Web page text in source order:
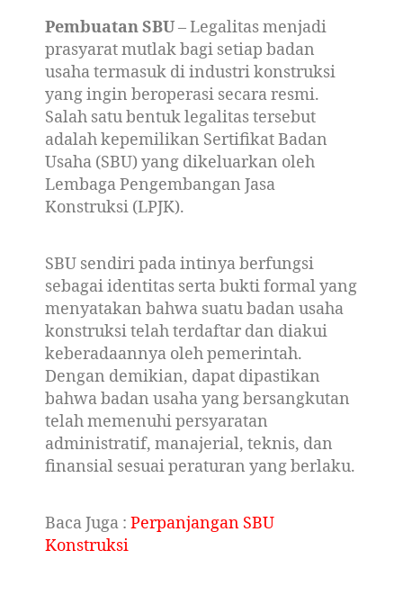
Pembuatan SBU– Legalitas menjadi
prasyarat mutlak bagi setiap badan
usaha termasuk di industri konstruksi
yang ingin beroperasi secara resmi.
Salah satu bentuk legalitas tersebut
adalah kepemilikan Sertifikat Badan
Usaha (SBU) yang dikeluarkan oleh
Lembaga Pengembangan Jasa
Konstruksi (LPJK).
SBU sendiri pada intinya berfungsi
sebagai identitas serta bukti formal yang
menyatakan bahwa suatu badan usaha
konstruksi telah terdaftar dan diakui
keberadaannya oleh pemerintah.
Dengan demikian, dapat dipastikan
bahwa badan usaha yang bersangkutan
telah memenuhi persyaratan
administratif, manajerial, teknis, dan
finansial sesuai peraturan yang berlaku.
Baca Juga : Perpanjangan SBU
Konstruksi